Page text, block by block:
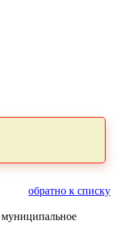
обратно к списку
муниципальное